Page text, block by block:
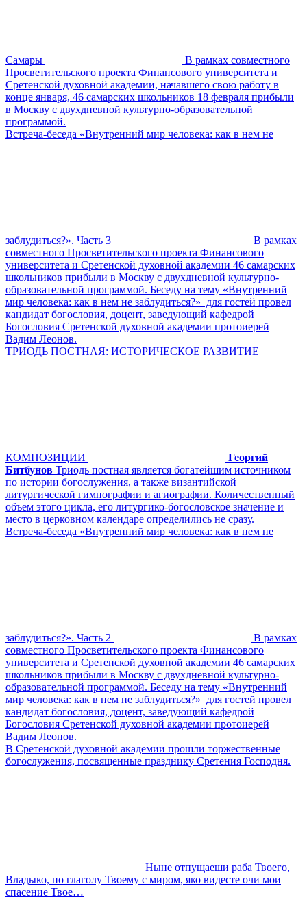
Самары
В рамках совместного
Просветительского проекта Финансового университета и
Сретенской духовной академии, начавшего свою работу в
конце января, 46 самарских школьников 18 февраля прибыли
в Москву с двухдневной культурно-образовательной
программой.
Встреча-беседа «Внутренний мир человека: как в нем не
заблудиться?». Часть 3
В рамках
совместного Просветительского проекта Финансового
университета и Сретенской духовной академии 46 самарских
школьников прибыли в Москву с двухдневной культурно-
образовательной программой. Беседу на тему «Внутренний
мир человека: как в нем не заблудиться?» для гостей провел
кандидат богословия, доцент, заведующий кафедрой
Богословия Сретенской духовной академии протоиерей
Вадим Леонов.
ТРИОДЬ ПОСТНАЯ: ИСТОРИЧЕСКОЕ РАЗВИТИЕ
КОМПОЗИЦИИ
Георгий
Битбунов Триодь постная является богатейшим источником
по истории богослужения, а также византийской
литургической гимнографии и агиографии. Количественный
объем этого цикла, его литургико-богословское значение и
место в церковном календаре определились не сразу.
Встреча-беседа «Внутренний мир человека: как в нем не
заблудиться?». Часть 2
В рамках
совместного Просветительского проекта Финансового
университета и Сретенской духовной академии 46 самарских
школьников прибыли в Москву с двухдневной культурно-
образовательной программой. Беседу на тему «Внутренний
мир человека: как в нем не заблудиться?» для гостей провел
кандидат богословия, доцент, заведующий кафедрой
Богословия Сретенской духовной академии протоиерей
Вадим Леонов.
В Сретенской духовной академии прошли торжественные
богослужения, посвященные празднику Сретения Господня.
Ныне отпущаеши раба Твоего,
Владыко, по глаголу Твоему с миром, яко видесте очи мои
спасение Твое…